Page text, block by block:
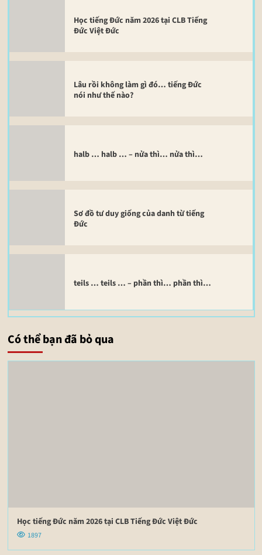
Học tiếng Đức năm 2026 tại CLB Tiếng
Đức Việt Đức
Lâu rồi không làm gì đó… tiếng Đức
nói như thế nào?
halb … halb … – nửa thì… nửa thì…
Sơ đồ tư duy giống của danh từ tiếng
Đức
teils … teils … – phần thì… phần thì…
Có thể bạn đã bỏ qua
Học tiếng Đức năm 2026 tại CLB Tiếng Đức Việt Đức
1897